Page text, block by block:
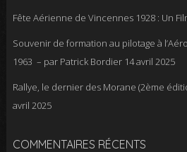
Fête Aérienne de Vincennes 1928 : Un
Souvenir de formation au pilotage à
1963 – par Patrick Bordier 14 avril 2025
Rallye, le dernier des Morane (2ème
avril 2025
COMMENTAIRES RÉCENTS